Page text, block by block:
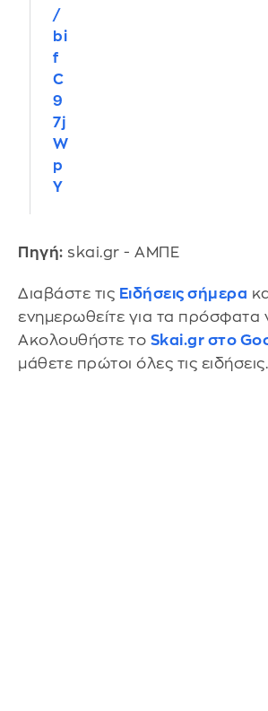
/
bi
f
C
9
7j
W
p
Y
Πηγή: skai.gr - ΑΜΠΕ
Διαβάστε τις Ειδήσεις σήμερα
ενημερωθείτε για τα πρόσφατα
Ακολουθήστε το Skai.gr στο
μάθετε πρώτοι όλες τις ειδήσεις.